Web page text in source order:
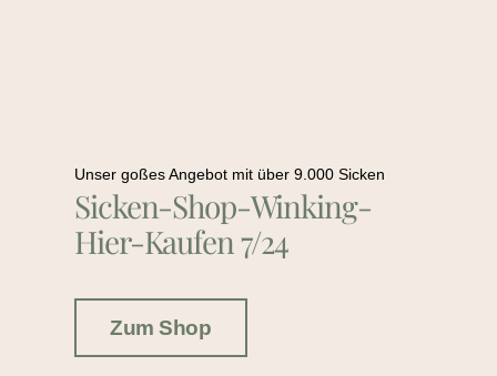
Unser goßes Angebot mit über 9.000 Sicken
Sicken-Shop-Winking-
Hier-Kaufen 7/24
Zum Shop